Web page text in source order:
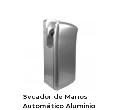
Secador de Manos
Automático Aluminio